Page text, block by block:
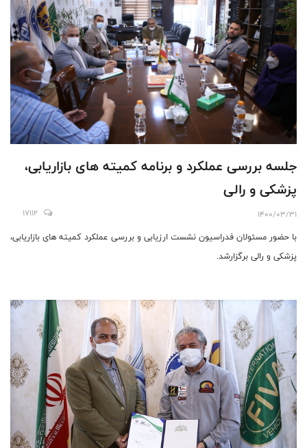
جلسه بررسی عملکرد و برنامه کمیته های بازاریابی،
پزشکی و رالی
1400/03/31
17112
با حضور مسئولان فدراسیون نشست ارزیابی و بررسی عملکرد کمیته های بازاریابی،
پزشکی و رالی برگزارشد.